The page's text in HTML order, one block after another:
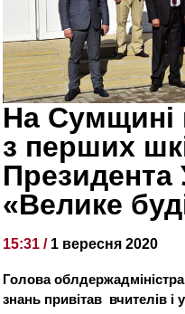
На Сумщині
з перших
Президента
«Велике
15:31 / 1 вересня 2020
Голова
знань привітав вчителів і